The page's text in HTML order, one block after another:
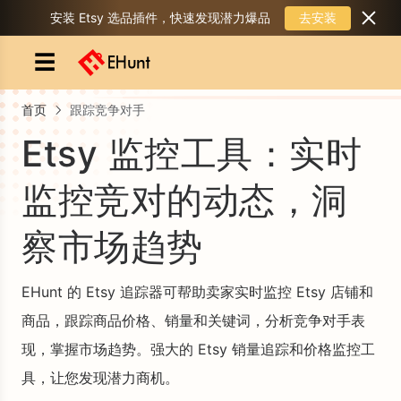
安装 Etsy 选品插件，快速发现潜力爆品 去安装
☰
首页 跟踪竞争对手
Etsy 监控工具：实时
监控竞对的动态，洞
察市场趋势
EHunt 的 Etsy 追踪器可帮助卖家实时监控 Etsy 店铺和
商品，跟踪商品价格、销量和关键词，分析竞争对手表
现，掌握市场趋势。强大的 Etsy 销量追踪和价格监控工
具，让您发现潜力商机。